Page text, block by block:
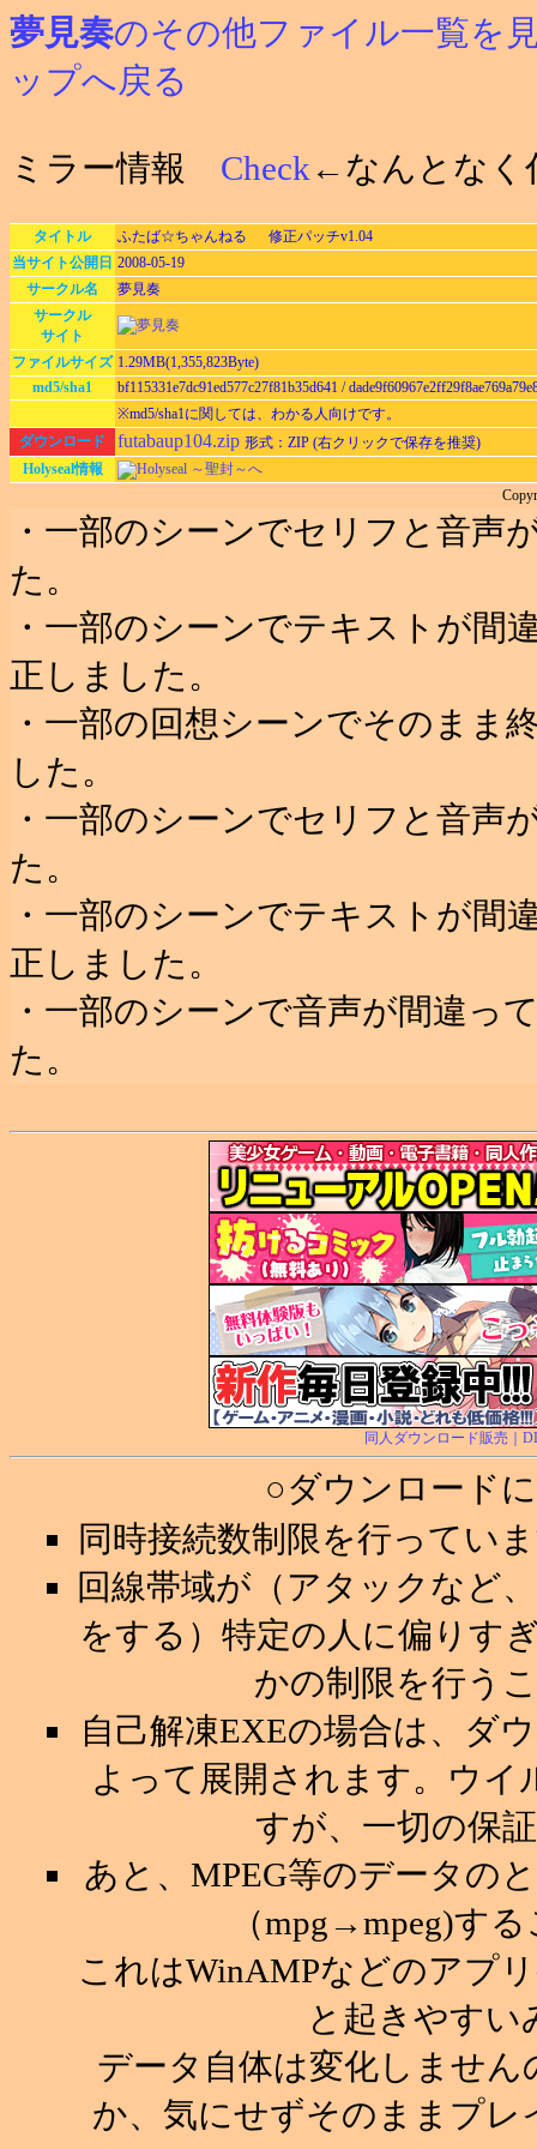
夢見奏のその他ファイル一覧を
ップへ戻る
ミラー情報 Check ←なんとなく
タイトル
ふたば☆ちゃんねる 修正パッチv1.04
当サイト公開日 2008-05-19
サークル名
夢見奏
サークル
サイト
ファイルサイズ 1.29MB(1,355,823Byte)
md5/sha1
bf115331e7dc91ed577c27f81b35d641 /
※md5/sha1に関しては、わかる人向けです。
ダウンロード
futabaup104.zip 形式：ZIP (右クリックで保存を推奨)
Holyseal情報
Holyseal ～聖封～へ
・一部のシーンでセリフと音声
た。
・一部のシーンでテキストが間
正しました。
・一部の回想シーンでそのまま
した。
・一部のシーンでセリフと音声
た。
・一部のシーンでテキストが間
正しました。
・一部のシーンで音声が間違っ
た。
同人ダウンロード販売｜
○ダウンロード
同時接続数制限を行ってい
回線帯域が（アタックなど
をする）特定の人に偏りす
かの制限を行う
自己解凍EXEの場合は、ダ
よって展開されます。ウ
すが、一切の保
あと、MPEG等のデータの
（mpg→mpeg)す
これはWinAMPなどのアプ
と起きやすい
データ自体は変化しませ
か、気にせずそのままプ